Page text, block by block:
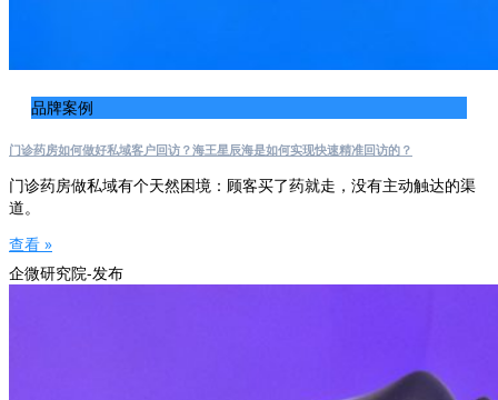
品牌案例
门诊药房如何做好私域客户回访？海王星辰海是如何实现快速精准回访的？
门诊药房做私域有个天然困境：顾客买了药就走，没有主动触达的渠
道。
查看 »
企微研究院-发布